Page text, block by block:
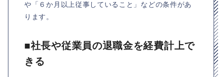
や「６か月以上従事していること」などの条件があ
ります。
■社長や従業員の退職金を経費計上で
きる